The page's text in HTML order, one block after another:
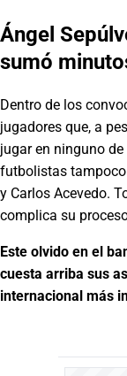
Ángel
sumó
Dentro de los
jugadores que, a
jugar en ninguno
futbolistas tampoco
y Carlos Acevedo.
complica su
Este olvido en el
cuesta arriba sus
internacional más